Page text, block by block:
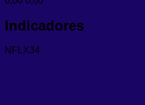
Indicadores
NFLX34